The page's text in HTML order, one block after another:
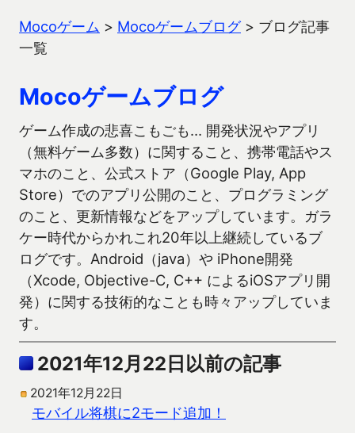
Mocoゲーム > Mocoゲームブログ> ブログ記事
一覧
Mocoゲームブログ
ゲーム作成の悲喜こもごも… 開発状況やアプリ
（無料ゲーム多数）に関すること、携帯電話やス
マホのこと、公式ストア（Google Play, App
Store）でのアプリ公開のこと、プログラミング
のこと、更新情報などをアップしています。ガラ
ケー時代からかれこれ20年以上継続しているブ
ログです。Android（java）や iPhone開発
（Xcode, Objective-C, C++ によるiOSアプリ開
発）に関する技術的なことも時々アップしていま
す。
2021年12月22日以前の記事
2021年12月22日
モバイル将棋に2モード追加！